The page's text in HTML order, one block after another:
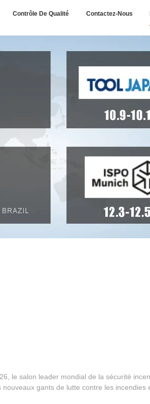
Contrôle De Qualité Contactez-Nous
le salon leader mondial de la sécurité
gants de lutte contre les incendies